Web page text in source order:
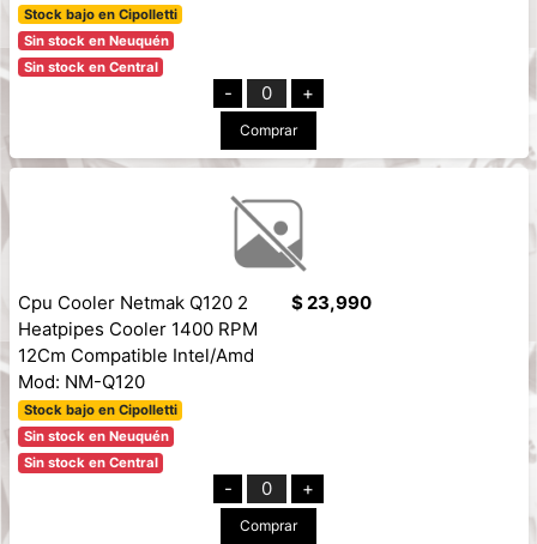
Stock bajo en Cipolletti
Sin stock en Neuquén
Sin stock en Central
- 0 +
Comprar
Cpu Cooler Netmak Q120 2
Heatpipes Cooler 1400 RPM
12Cm Compatible Intel/Amd
Mod: NM-Q120
Stock bajo en Cipolletti
Sin stock en Neuquén
Sin stock en Central
$ 23,990
- 0 +
Comprar